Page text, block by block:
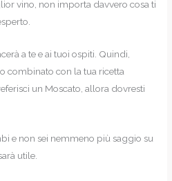
vino, non importa davvero cosa ti
a te e ai tuoi ospiti. Quindi,
combinato con la tua ricetta
un Moscato, allora dovresti
e non sei nemmeno più saggio su
utile.